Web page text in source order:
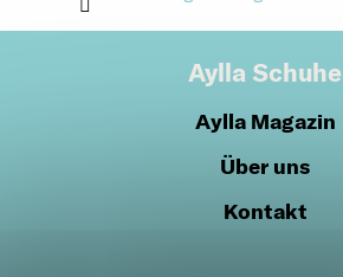
Aylla Schuhe
Aylla Magazin
Über uns
Kontakt